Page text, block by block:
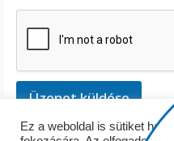
Üzenet küldése
Ez a weboldal is sütiket